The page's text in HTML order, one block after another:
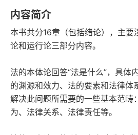
内容简介
本书共分16章（包括绪论），主要
论和运行论三部分内容。
法的本体论回答“法是什么”，具体
的渊源和效力、法的要素和法律体
解决此问题所需要的一些基本范畴
为、法律关系、法律责任等。